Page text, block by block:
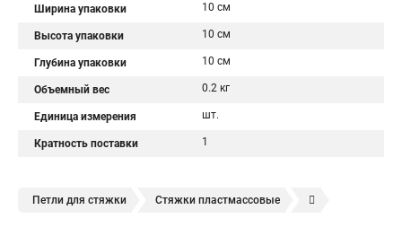
Ширина упаковки 10 см
Высота упаковки 10 см
Глубина упаковки 10 см
Объемный вес 0.2 кг
Единица измерения шт.
Кратность поставки 1
Петли для стяжки Стяжки пластмассовые